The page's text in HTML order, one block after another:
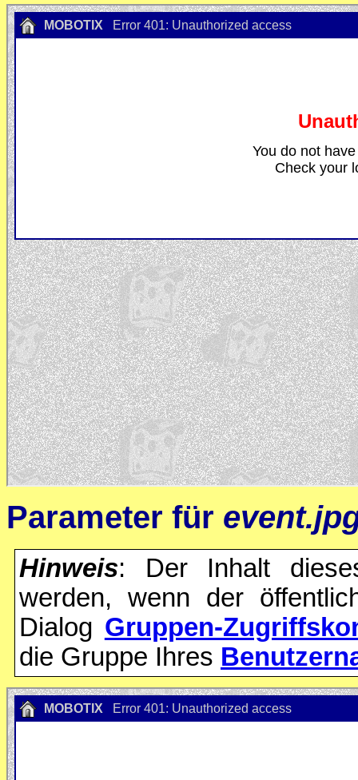
Parameter für
Hinweis: Der Inhalt
werden, wenn der
Dialog Gruppen-
die Gruppe Ihres